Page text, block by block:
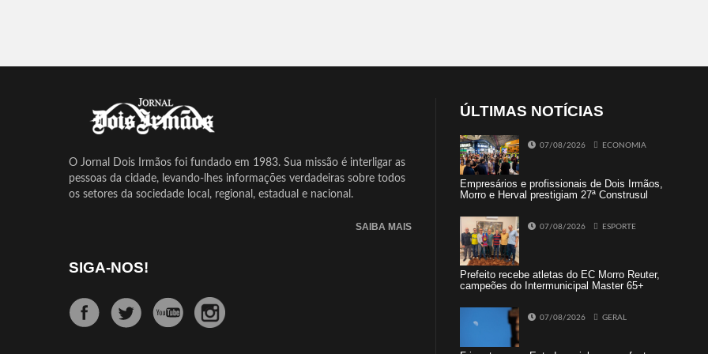
O Jornal Dois Irmãos foi fundado em 1983. Sua missão é interligar as
pessoas da cidade, levando-lhes informações verdadeiras sobre todos
os setores da sociedade local, regional, estadual e nacional.
SAIBA MAIS
SIGA-NOS!
ÚLTIMAS NOTÍCIAS
07/08/2026 ECONOMIA
Empresários e profissionais de Dois Irmãos,
Morro e Herval prestigiam 27ª Construsul
07/08/2026 ESPORTE
Prefeito recebe atletas do EC Morro Reuter,
campeões do Intermunicipal Master 65+
07/08/2026 GERAL